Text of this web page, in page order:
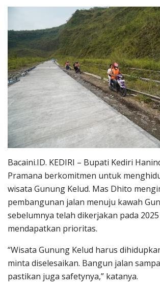
Bacaini.ID. KEDIRI – Bupati Kediri
Pramana berkomitmen untuk
wisata Gunung Kelud. Mas Dhito
pembangunan jalan menuju kawah
sebelumnya telah dikerjakan pada
mendapatkan prioritas.
“Wisata Gunung Kelud harus
minta diselesaikan. Bangun jalan
pastikan juga safetynya,” katanya.